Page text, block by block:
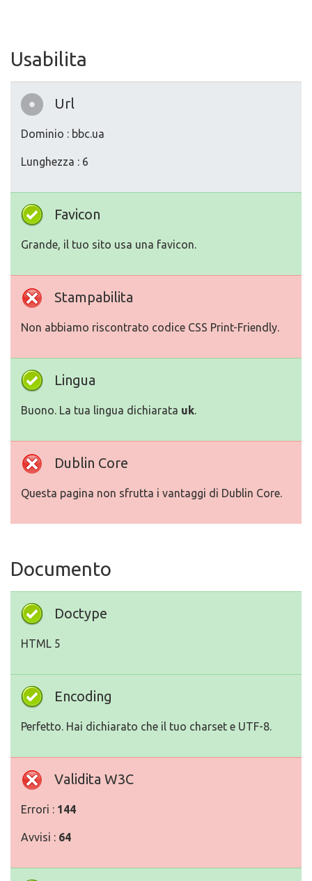
Usabilita
Url
Dominio : bbc.ua
Lunghezza : 6
Favicon
Grande, il tuo sito usa una favicon.
Stampabilita
Non abbiamo riscontrato codice CSS Print-Friendly.
Lingua
Buono. La tua lingua dichiarata uk.
Dublin Core
Questa pagina non sfrutta i vantaggi di Dublin Core.
Documento
Doctype
HTML 5
Encoding
Perfetto. Hai dichiarato che il tuo charset e UTF-8.
Validita W3C
Errori : 144
Avvisi : 64